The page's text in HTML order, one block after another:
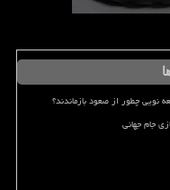
جام جهانی